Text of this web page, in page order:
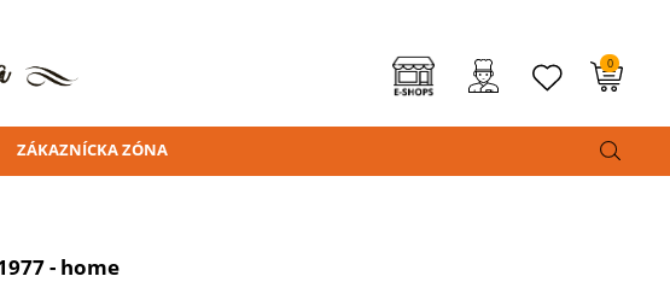
ZÁKAZNÍCKA ZÓNA
0
- home